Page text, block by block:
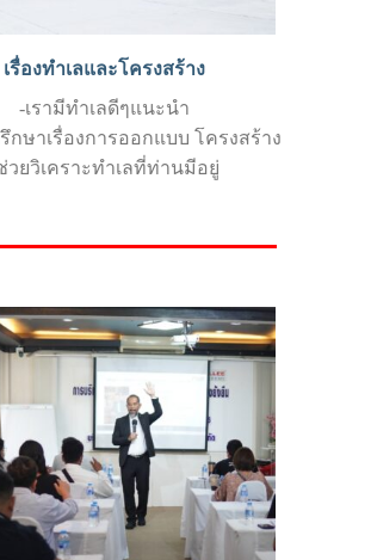
เรื่องทำเลและโครงสร้าง
-เรามีทำเลดีๆแนะนำ
กษาเรื่องการออกแบบ โครงสร้าง
วยวิเคราะทำเลที่ท่านมีอยู่